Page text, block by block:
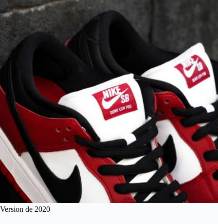
Version de 2020